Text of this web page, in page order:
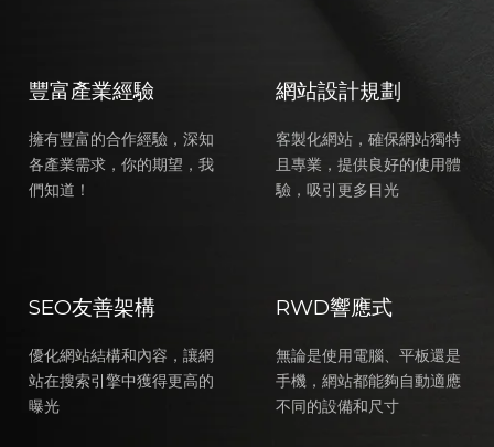
豐富產業經驗
擁有豐富的合作經驗，深知
各產業需求，你的期望，我
們知道！
網站設計規劃
客製化網站，確保網站獨特
且專業，提供良好的使用體
驗，吸引更多目光
SEO友善架構
優化網站結構和內容，讓網
站在搜索引擎中獲得更高的
曝光
RWD響應式
無論是使用電腦、平板還是
手機，網站都能夠自動適應
不同的設備和尺寸